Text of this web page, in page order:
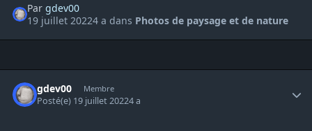
Pargdev00
19 juillet 20224 a dans Photos de paysage et de nature
gdev00 Membre
Posté(e) 19 juillet 20224 a